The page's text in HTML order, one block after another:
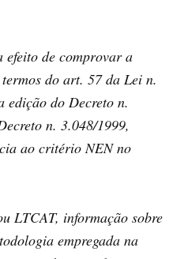
efeito de comprovar a
do art. 57 da Lei n.
edição do Decreto n.
n. 3.048/1999,
ao critério NEN no
LTCAT, informação sobre
empregada na